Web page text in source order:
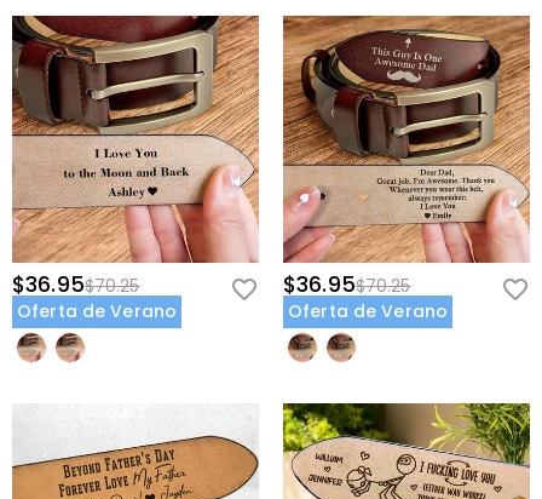
$36.95$70.25
Oferta de Verano
$36.95$70.25
Oferta de Verano